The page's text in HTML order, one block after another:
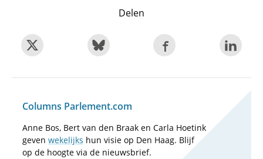
Delen
Columns Parlement.com
Anne Bos, Bert van den Braak en Carla Hoetink
geven wekelijks hun visie op Den Haag. Blijf
op de hoogte via de nieuwsbrief.